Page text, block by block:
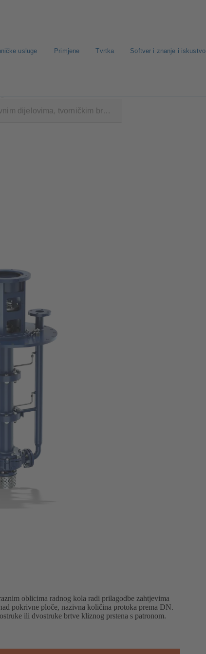
usluge Primjene Tvrtka Softver i znanje i iskustvo
oblicima radnog kola radi prilagodbe zahtjevima
pokrivne ploče, nazivna količina protoka prema DN.
ili dvostruke brtve kliznog prstena s patronom.